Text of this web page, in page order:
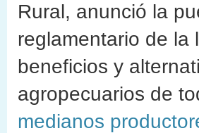
Rural, anunció la
reglamentario de la
beneficios y
agropecuarios de
medianos